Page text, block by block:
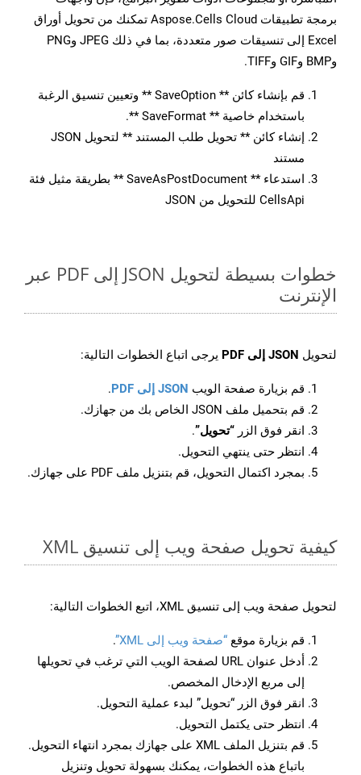
برمجة تطبيقات Aspose.Cells Cloud تمكنك من تحويل أوراق
Excel إلى تنسيقات صور متعددة، بما في ذلك JPEG وPNG
وBMP وGIF وTIFF.
قم بإنشاء كائن ** SaveOption ** وتعيين تنسيق الرغبة
باستخدام خاصية ** SaveFormat **.
إنشاء كائن ** تحويل طلب المستند ** لتحويل JSON
مستند
استدعاء ** SaveAsPostDocument ** بطريقة مثيل فئة
CellsApi للتحويل من JSON
خطوات بسيطة لتحويل JSON إلى PDF عبر
الإنترنت
لتحويل JSON إلى PDF يرجى اتباع الخطوات التالية:
قم بزيارة صفحة الويب JSON إلى PDF
.
قم بتحميل ملف JSON الخاص بك من جهازك.
انقر فوق الزر “تحويل”.
انتظر حتى ينتهي التحويل.
بمجرد اكتمال التحويل، قم بتنزيل ملف PDF على جهازك.
كيفية تحويل صفحة ويب إلى تنسيق XML
لتحويل صفحة ويب إلى تنسيق XML، اتبع الخطوات التالية:
قم بزيارة موقع “صفحة ويب إلى XML”
.
أدخل عنوان URL لصفحة الويب التي ترغب في تحويلها
إلى مربع الإدخال المخصص.
انقر فوق الزر “تحويل” لبدء عملية التحويل.
انتظر حتى يكتمل التحويل.
قم بتنزيل الملف XML على جهازك بمجرد انتهاء التحويل.
باتباع هذه الخطوات، يمكنك بسهولة تحويل وتنزيل